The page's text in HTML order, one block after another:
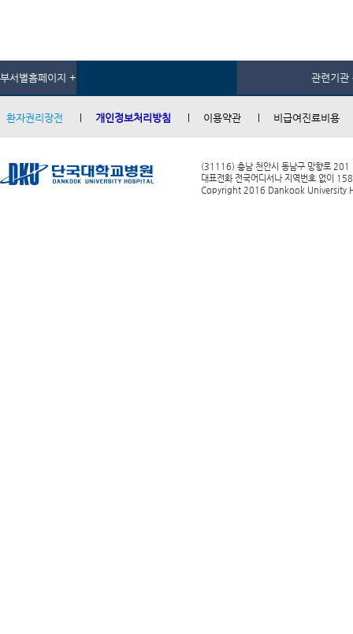
부서별홈페이지 + 관련기관
환자권리장전 개인정보처리방침 이용약관 비급여진료비용
(31116) 충남 천안시 동남구 망향로 201
대표전화 전국어디서나 지역번호 없이
Copyright 2016 Dankook University